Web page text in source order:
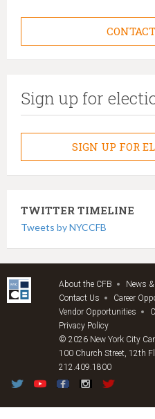
Sign up for
SIGN UP FOR
TWITTER TIMELINE
Tweets by NYCCFB
About the CFB News
Contact Us
Career
Vendor Opportunities
Privacy Policy
© 2026 New York City
100 Church Street, 12th
212.409.1800